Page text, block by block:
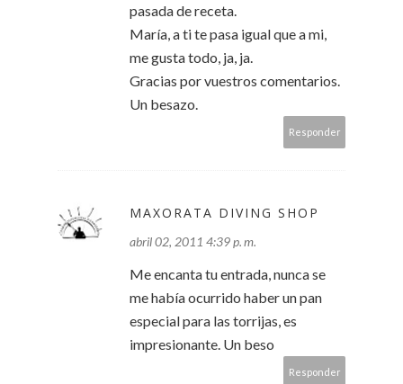
pasada de receta.
María, a ti te pasa igual que a mi,
me gusta todo, ja, ja.
Gracias por vuestros comentarios.
Un besazo.
Responder
MAXORATA DIVING SHOP
abril 02, 2011 4:39 p. m.
Me encanta tu entrada, nunca se
me había ocurrido haber un pan
especial para las torrijas, es
impresionante. Un beso
Responder